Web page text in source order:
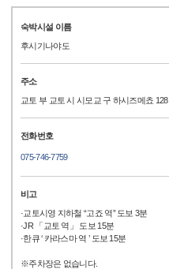
숙박시설 이름
후시기나야도
주소
교토 부 교토 시 시모교 구 하시즈메쵸 128
전화번호
075-746-7759
비고
·교토시영 지하철 “고죠 역” 도보 3분
·JR 「교토 역」 도보 15분
·한큐 ‘ 카라스마 역 ’ 도보 15분
※주차장은 없습니다.